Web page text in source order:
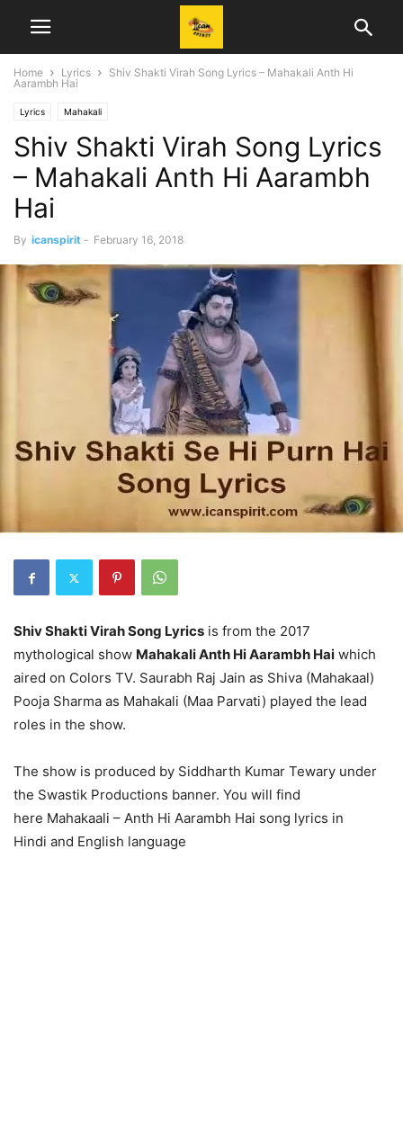
Home Lyrics
Shiv Shakti Virah Song Lyrics – Mahakali Anth Hi
Aarambh Hai
Lyrics Mahakali
Shiv Shakti Virah Song Lyrics
– Mahakali Anth Hi Aarambh
Hai
By icanspirit - February 16, 2018
Shiv Shakti Virah Song Lyrics is from the 2017
mythological show Mahakali Anth Hi Aarambh Hai which
aired on Colors TV. Saurabh Raj Jain as Shiva (Mahakaal)
Pooja Sharma as Mahakali (Maa Parvati) played the lead
roles in the show.
The show is produced by Siddharth Kumar Tewary under
the Swastik Productions banner. You will find
here Mahakaali – Anth Hi Aarambh Hai song lyrics in
Hindi and English language